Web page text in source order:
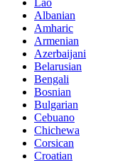
Lao
Albanian
Amharic
Armenian
Azerbaijani
Belarusian
Bengali
Bosnian
Bulgarian
Cebuano
Chichewa
Corsican
Croatian